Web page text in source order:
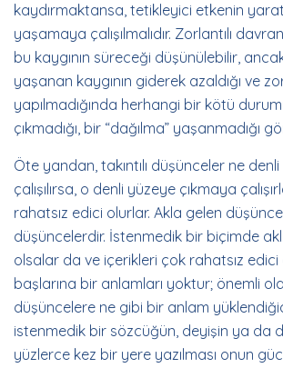
kaydırmaktansa, tetikleyici etkenin
yaşamaya çalışılmalıdır. Zorlantılı
bu kaygının süreceği düşünülebilir,
yaşanan kaygının giderek azaldığı ve
yapılmadığında herhangi bir kötü
çıkmadığı, bir “dağılma” yaşanmadığı
Öte yandan, takıntılı düşünceler ne denli
çalışılırsa, o denli yüzeye çıkmaya
rahatsız edici olurlar. Akla gelen
düşüncelerdir. İstenmedik bir biçimde
olsalar da ve içerikleri çok rahatsız edici
başlarına bir anlamları yoktur; önemli
düşüncelere ne gibi bir anlam
istenmedik bir sözcüğün, deyişin ya da
yüzlerce kez bir yere yazılması onun